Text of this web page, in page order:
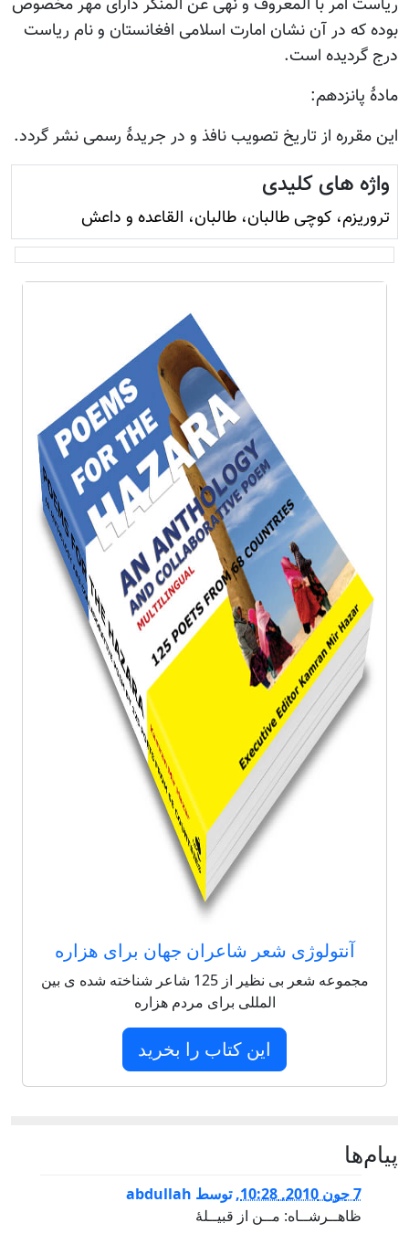
ریاست امر با المعروف و نهی عن المنکر دارای مهر مخصوص
بوده که در آن نشان امارت اسلامی افغانستان و نام ریاست
درج گردیده است.
مادۀ پانزدهم:
این مقرره از تاریخ تصویب نافذ و در جریدۀ رسمی نشر گردد.
واژه های کلیدی
تروريزم، کوچی طالبان، طالبان، القاعده و داعش
آنتولوژی شعر شاعران جهان برای هزاره
مجموعه شعر بی نظیر از 125 شاعر شناخته شده ی بین
المللی برای مردم هزاره
این کتاب را بخرید
پيام‌ها
7 جون 2010, 10:28 ,توسط abdullah
ظاهــرشــاه: مــن از قبیــلۀ